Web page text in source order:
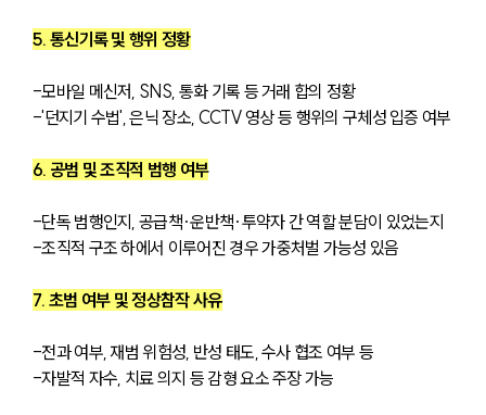
5. 통신기록 및 행위 정황
-모바일 메신저, SNS, 통화 기록 등 거래 합의 정황
-'던지기 수법', 은닉 장소, CCTV 영상 등 행위의 구체성 입증 여부
6. 공범 및 조직적 범행 여부
-단독 범행인지, 공급책·운반책·투약자 간 역할 분담이 있었는지
-조직적 구조 하에서 이루어진 경우 가중처벌 가능성 있음
7. 초범 여부 및 정상참작 사유
-전과 여부, 재범 위험성, 반성 태도, 수사 협조 여부 등
-자발적 자수, 치료 의지 등 감형 요소 주장 가능